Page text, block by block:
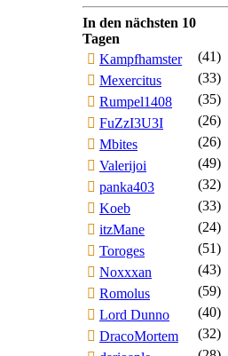
In den nächsten 10
Tagen
Kampfhamster
(41)
Mexercitus
(33)
Rumpel1408
(35)
FuZzI3U3I
(26)
Mbites
(26)
Valerijoi
(49)
panka403
(32)
Koeb
(33)
itzMane
(24)
Toroges
(51)
Noxxxan
(43)
Romolus
(59)
Lord Dunno
(40)
DracoMortem
(32)